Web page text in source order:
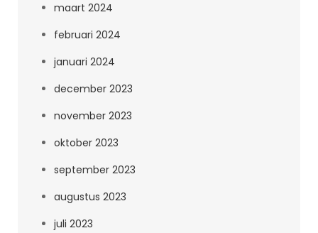
maart 2024
februari 2024
januari 2024
december 2023
november 2023
oktober 2023
september 2023
augustus 2023
juli 2023